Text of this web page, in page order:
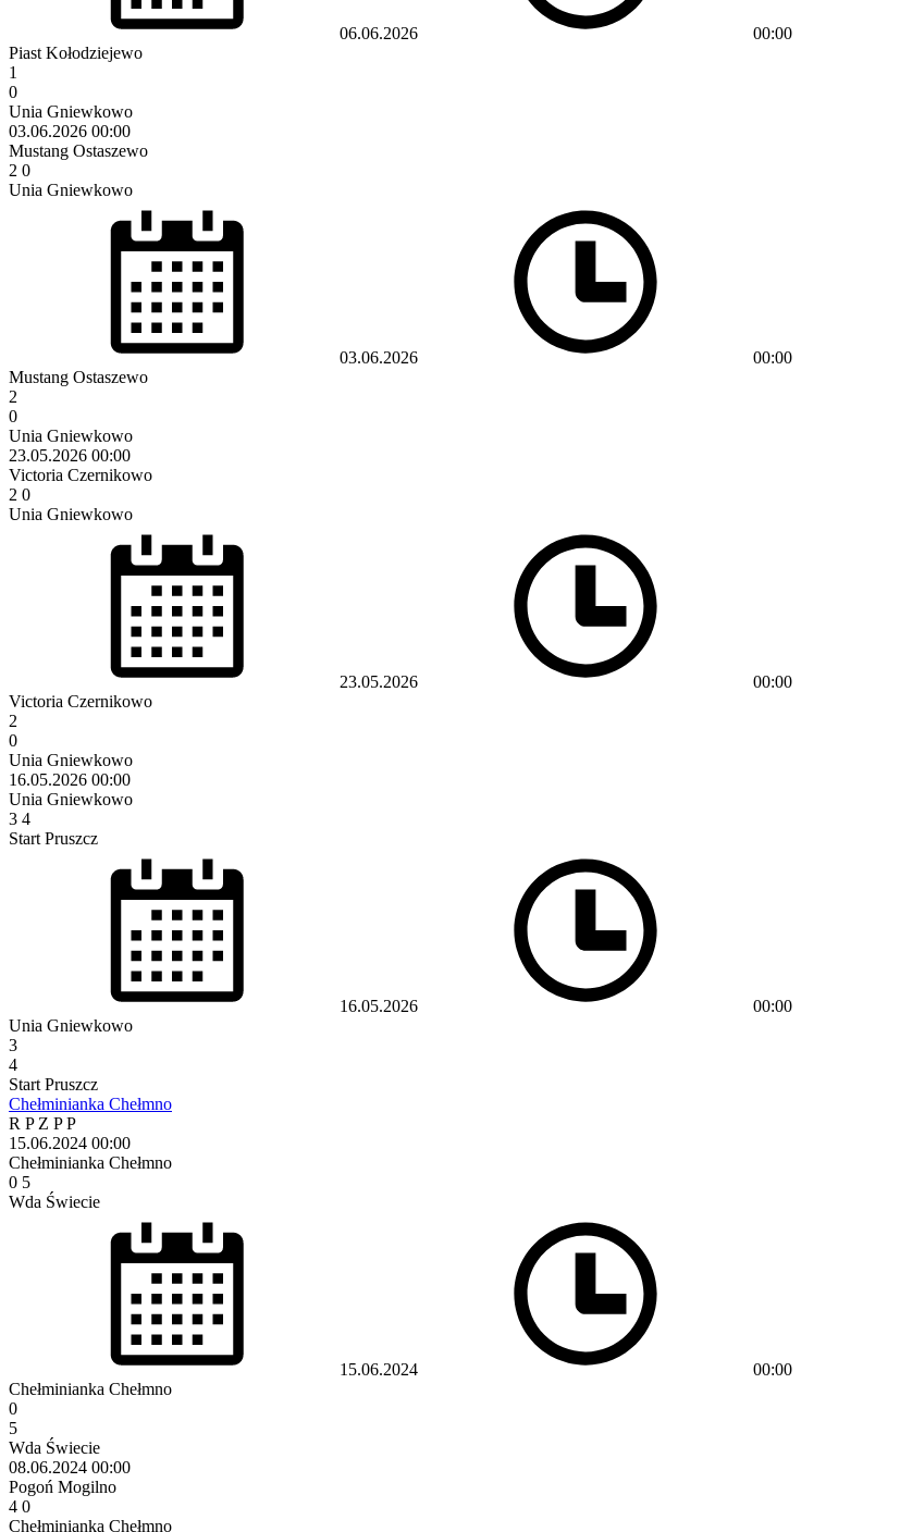
06.06.2026
00:00
Piast Kołodziejewo
1
0
Unia Gniewkowo
03.06.2026 00:00
Mustang Ostaszewo
2 0
Unia Gniewkowo
03.06.2026
00:00
Mustang Ostaszewo
2
0
Unia Gniewkowo
23.05.2026 00:00
Victoria Czernikowo
2 0
Unia Gniewkowo
23.05.2026
00:00
Victoria Czernikowo
2
0
Unia Gniewkowo
16.05.2026 00:00
Unia Gniewkowo
3 4
Start Pruszcz
16.05.2026
00:00
Unia Gniewkowo
3
4
Start Pruszcz
Chełminianka Chełmno
R PZ PP
15.06.2024 00:00
Chełminianka Chełmno
0 5
Wda Świecie
15.06.2024
00:00
Chełminianka Chełmno
0
5
Wda Świecie
08.06.2024 00:00
Pogoń Mogilno
4 0
Chełminianka Chełmno